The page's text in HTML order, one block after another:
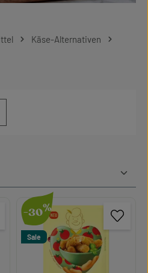
Käse-Alternativen
-30%
Sale